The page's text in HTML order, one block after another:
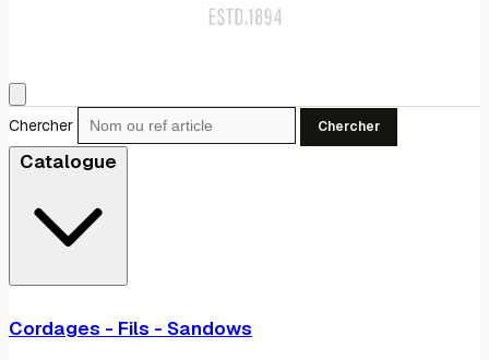
Chercher Chercher
Catalogue
Cordages - Fils - Sandows